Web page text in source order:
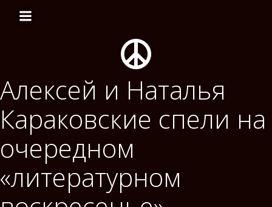
содержимому
Алексей и Наталья
Караковские спели на
очередном
«литературном